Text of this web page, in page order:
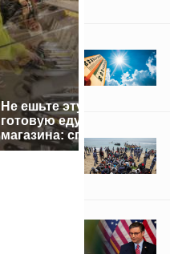
Не ешьте эту
готовую еду из
магазина: список